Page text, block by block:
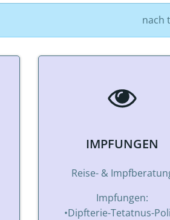
nach
IMPFUNGEN
Reise- &
Impfungen:
•Dipfterie-Tetatnus-